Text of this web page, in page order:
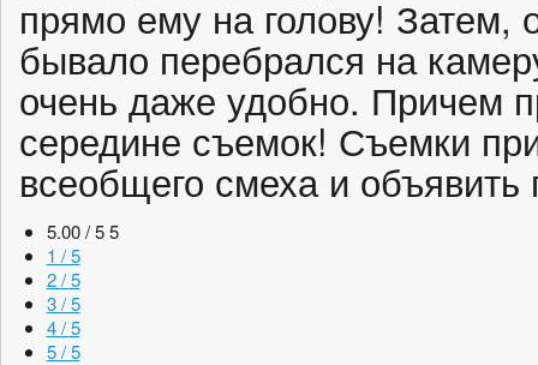
прямо ему на голову! Затем,
бывало перебрался на
очень даже удобно. Причем
середине съемок! Съемки
всеобщего смеха и
5.00 / 5 5
1 / 5
2 / 5
3 / 5
4 / 5
5 / 5